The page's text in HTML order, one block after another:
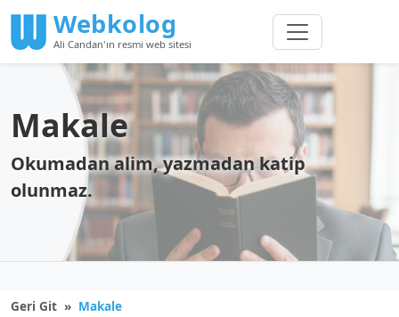
Webkolog
Ali Candan'ın resmi web sitesi
Makale
Okumadan alim, yazmadan katip
olunmaz.
Geri Git Makale